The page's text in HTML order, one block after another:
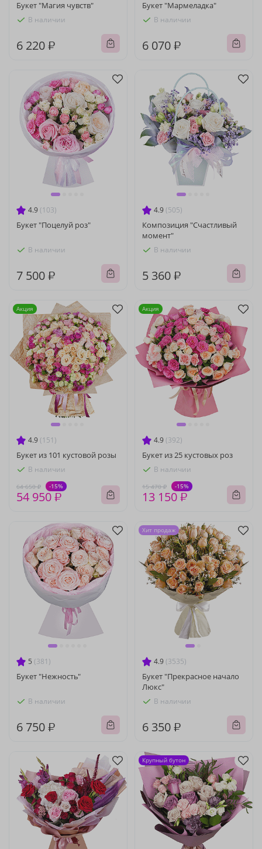
Букет "Магия чувств"
В наличии
6 220 ₽
Букет "Мармеладка"
В наличии
6 070 ₽
4.9 (103)
Букет "Поцелуй роз"
В наличии
7 500 ₽
4.9 (505)
Композиция "Счастливый
момент"
В наличии
5 360 ₽
4.9 (151)
Букет из 101 кустовой розы
В наличии
64 650 ₽ -15%
54 950 ₽
Акция
4.9 (392)
Букет из 25 кустовых роз
В наличии
15 470 ₽ -15%
13 150 ₽
Акция
5 (381)
Букет "Нежность"
В наличии
6 750 ₽
4.9 (3535)
Букет "Прекрасное начало
Люкс"
В наличии
6 350 ₽
Хит продаж
Крупный бутон